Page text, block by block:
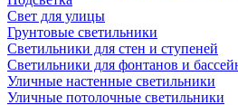
Свет для улицы
Грунтовые светильники
Светильники для стен и ступеней
Светильники для фонтанов и
Уличные настенные светильники
Уличные потолочные светильники